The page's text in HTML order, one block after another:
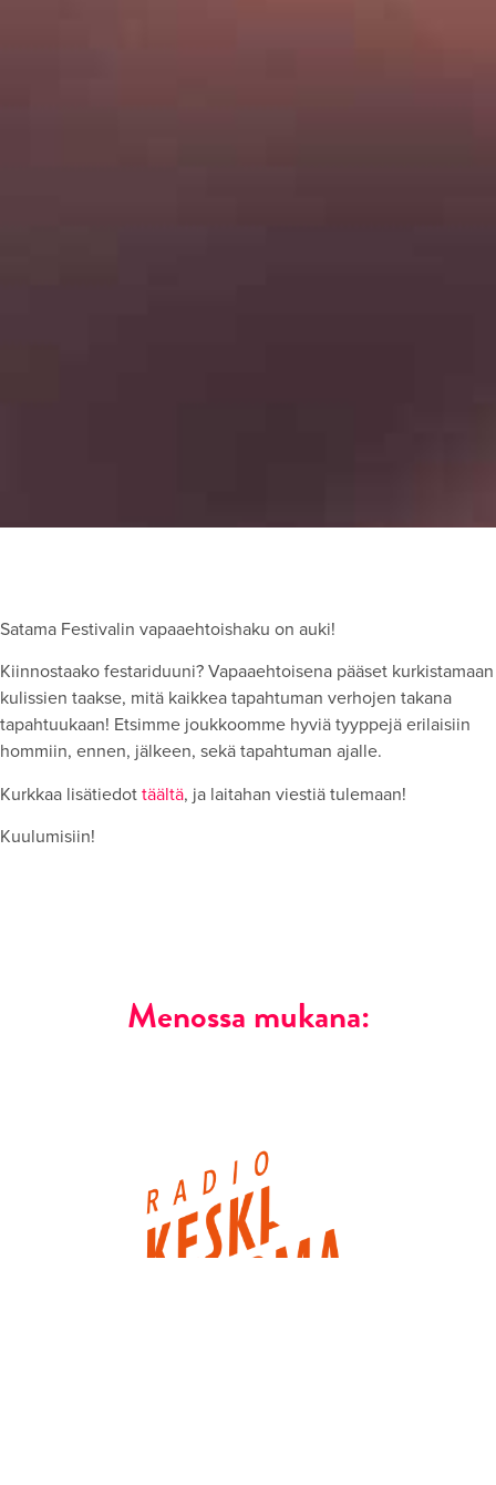
Satama Festivalin vapaaehtoishaku on auki!
Kiinnostaako festariduuni? Vapaaehtoisena pääset kurkistamaan
kulissien taakse, mitä kaikkea tapahtuman verhojen takana
tapahtuukaan! Etsimme joukkoomme hyviä tyyppejä erilaisiin
hommiin, ennen, jälkeen, sekä tapahtuman ajalle.
Kurkkaa lisätiedot täältä, ja laitahan viestiä tulemaan!
Kuulumisiin!
Menossa mukana: